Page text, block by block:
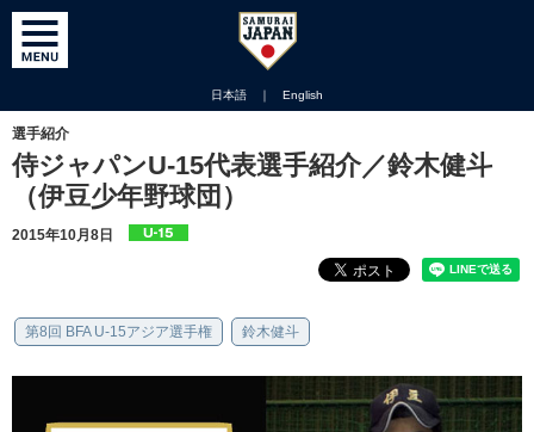
日本語 ｜ English
選手紹介
侍ジャパンU-15代表選手紹介／鈴木健斗
（伊豆少年野球団）
2015年10月8日
第8回 BFA U-15アジア選手権 鈴木健斗